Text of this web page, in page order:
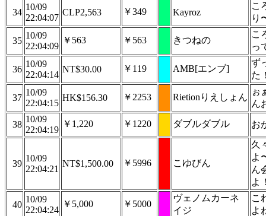
34
10/09
22:04:07
CLP2,563 ￥349 Kayroz
こ
り
35
10/09
22:04:09
￥563 ￥563 きつねの
こ
っ
36
10/09
22:04:14
NT$30.00 ￥119 AMB[エンブ]
ず
た
37
10/09
22:04:15
HK$156.30 ￥2253 Rietionりえしょん
ぉ
ん
38
10/09
22:04:19
￥1,220 ￥1220 ダブルダブル お
39
10/09
22:04:21
NT$1,500.00 ￥5996 こゆびん
久
よ
ん
よ
40
10/09
22:04:24
￥5,000 ￥5000
ヴェノムカーネ
イジ
こ
よ